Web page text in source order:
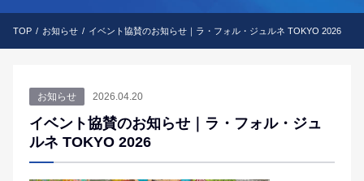
TOP お知らせ イベント協賛のお知らせ｜ラ・フォル・ジュルネ TOKYO 2026
お知らせ 2026.04.20
イベント協賛のお知らせ｜ラ・フォル・ジュ
ルネ TOKYO 2026